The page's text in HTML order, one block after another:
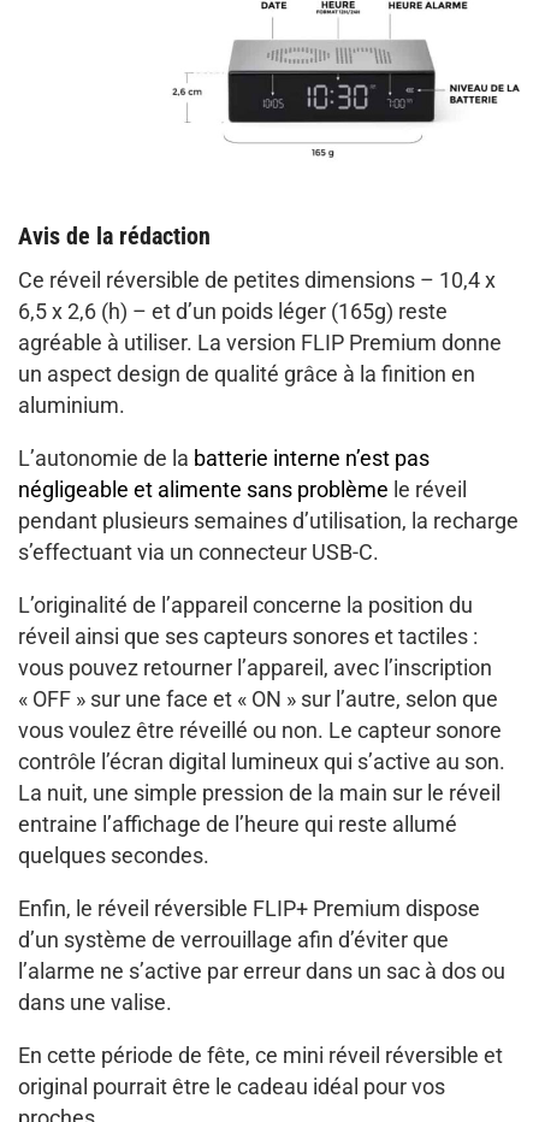
Avis de la rédaction
Ce réveil réversible de petites dimensions – 10,4 x
6,5 x 2,6 (h) – et d’un poids léger (165g) reste
agréable à utiliser. La version FLIP Premium donne
un aspect design de qualité grâce à la finition en
aluminium.
L’autonomie de la batterie interne n’est pas
négligeable et alimente sans problème le réveil
pendant plusieurs semaines d’utilisation, la recharge
s’effectuant via un connecteur USB-C.
L’originalité de l’appareil concerne la position du
réveil ainsi que ses capteurs sonores et tactiles :
vous pouvez retourner l’appareil, avec l’inscription
« OFF » sur une face et « ON » sur l’autre, selon que
vous voulez être réveillé ou non. Le capteur sonore
contrôle l’écran digital lumineux qui s’active au son.
La nuit, une simple pression de la main sur le réveil
entraine l’affichage de l’heure qui reste allumé
quelques secondes.
Enfin, le réveil réversible FLIP+ Premium dispose
d’un système de verrouillage afin d’éviter que
l’alarme ne s’active par erreur dans un sac à dos ou
dans une valise.
En cette période de fête, ce mini réveil réversible et
original pourrait être le cadeau idéal pour vos